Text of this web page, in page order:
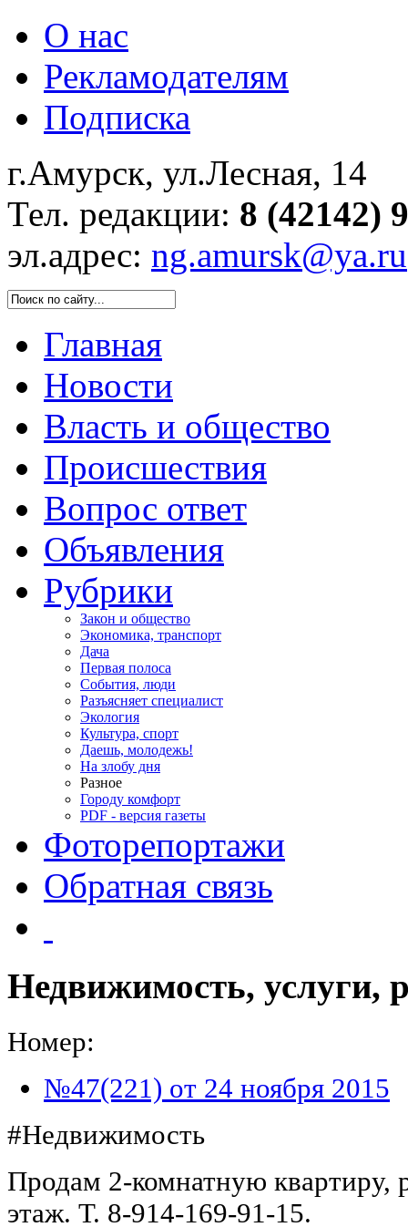
О нас
Рекламодателям
Подписка
г.Амурск, ул.Лесная, 14
Тел. редакции: 8 (42142)
эл.адрес: ng.amursk@ya.ru
Главная
Новости
Власть и общество
Происшествия
Вопрос ответ
Объявления
Рубрики
Закон и общество
Экономика, транспорт
Дача
Первая полоса
События, люди
Разъясняет специалист
Экология
Культура, спорт
Даешь, молодежь!
На злобу дня
Разное
Городу комфорт
PDF - версия газеты
Фоторепортажи
Обратная связь
Недвижимость, услуги,
Номер:
№47(221) от 24 ноября 2015
#Недвижимость
Продам 2-комнатную квартиру,
этаж. Т. 8-914-169-91-15.